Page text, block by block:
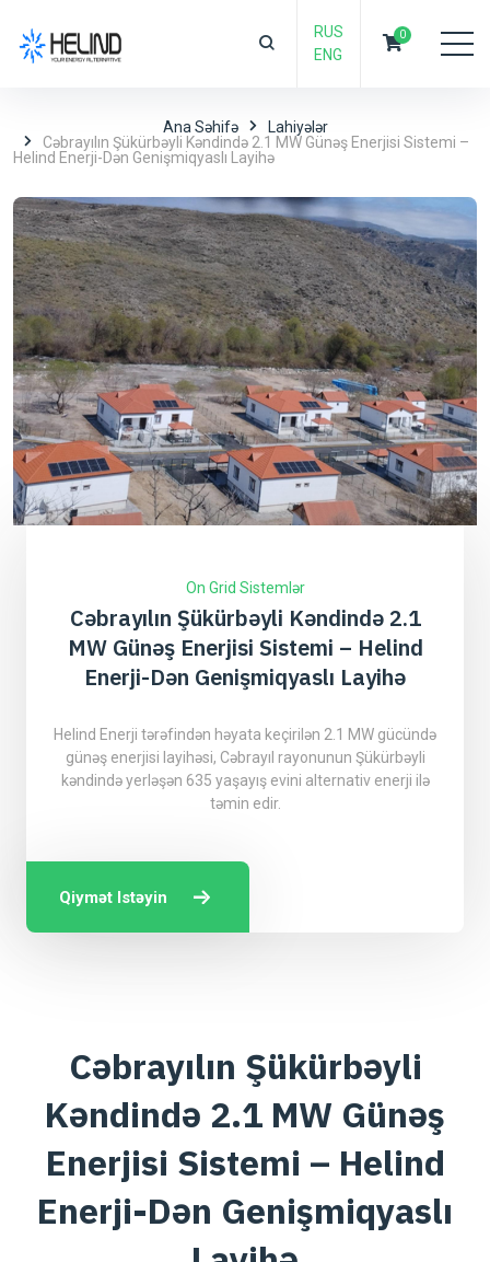
RUS
ENG
0
Ana Səhifə
Lahiyələr
Cəbrayılın Şükürbəyli Kəndində 2.1 MW Günəş Enerjisi Sistemi –
Helind Enerji-Dən Genişmiqyaslı Layihə
On Grid Sistemlər
Cəbrayılın Şükürbəyli Kəndində 2.1
MW Günəş Enerjisi Sistemi – Helind
Enerji-Dən Genişmiqyaslı Layihə
Helind Enerji tərəfindən həyata keçirilən 2.1 MW gücündə
günəş enerjisi layihəsi, Cəbrayıl rayonunun Şükürbəyli
kəndində yerləşən 635 yaşayış evini alternativ enerji ilə
təmin edir.
Qiymət Istəyin
Cəbrayılın Şükürbəyli
Kəndində 2.1 MW Günəş
Enerjisi Sistemi – Helind
Enerji-Dən Genişmiqyaslı